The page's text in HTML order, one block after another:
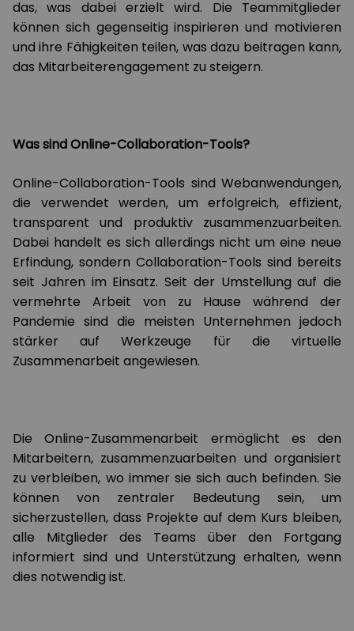
das, was dabei erzielt wird. Die Teammitglieder
können sich gegenseitig inspirieren und motivieren
und ihre Fähigkeiten teilen, was dazu beitragen kann,
das Mitarbeiterengagement zu steigern.
Was sind Online-Collaboration-Tools?
Online-Collaboration-Tools sind Webanwendungen,
die verwendet werden, um erfolgreich, effizient,
transparent und produktiv zusammenzuarbeiten.
Dabei handelt es sich allerdings nicht um eine neue
Erfindung, sondern Collaboration-Tools sind bereits
seit Jahren im Einsatz. Seit der Umstellung auf die
vermehrte Arbeit von zu Hause während der
Pandemie sind die meisten Unternehmen jedoch
stärker auf Werkzeuge für die virtuelle
Zusammenarbeit angewiesen.
Die Online-Zusammenarbeit ermöglicht es den
Mitarbeitern, zusammenzuarbeiten und organisiert
zu verbleiben, wo immer sie sich auch befinden. Sie
können von zentraler Bedeutung sein, um
sicherzustellen, dass Projekte auf dem Kurs bleiben,
alle Mitglieder des Teams über den Fortgang
informiert sind und Unterstützung erhalten, wenn
dies notwendig ist.